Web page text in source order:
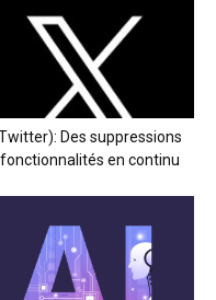
Des suppressions
en continu